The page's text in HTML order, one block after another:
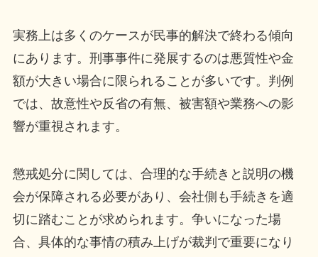
実務上は多くのケースが民事的解決で終わる傾向
にあります。刑事事件に発展するのは悪質性や金
額が大きい場合に限られることが多いです。判例
では、故意性や反省の有無、被害額や業務への影
響が重視されます。
懲戒処分に関しては、合理的な手続きと説明の機
会が保障される必要があり、会社側も手続きを適
切に踏むことが求められます。争いになった場
合、具体的な事情の積み上げが裁判で重要になり